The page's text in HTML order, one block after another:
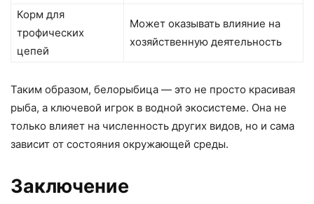
Корм для
трофических
цепей
Может оказывать влияние на
хозяйственную деятельность
Таким образом, белорыбица — это не просто красивая
рыба, а ключевой игрок в водной экосистеме. Она не
только влияет на численность других видов, но и сама
зависит от состояния окружающей среды.
Заключение